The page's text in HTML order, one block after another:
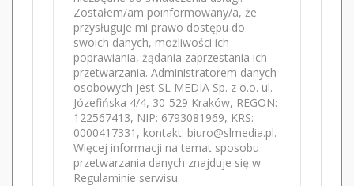
Zostałem/am poinformowany/a, że
przysługuje mi prawo dostępu do
swoich danych, możliwości ich
poprawiania, żądania zaprzestania ich
przetwarzania. Administratorem danych
osobowych jest SL MEDIA Sp. z o.o. ul.
Józefińska 4/4, 30-529 Kraków, REGON:
122567413, NIP: 6793081969, KRS:
0000417331, kontakt: biuro@slmedia.pl.
Więcej informacji na temat sposobu
przetwarzania danych znajduje się w
Regulaminie serwisu.